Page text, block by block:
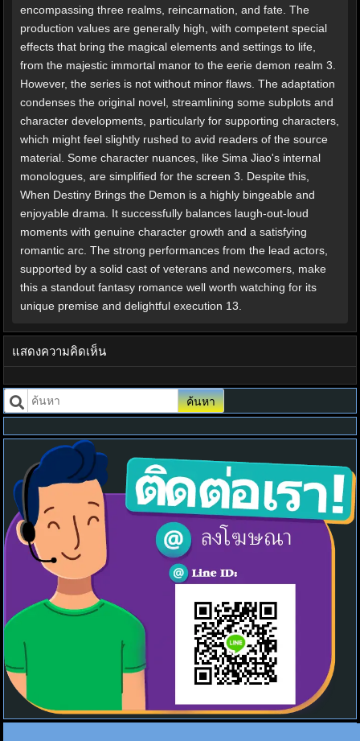
encompassing three realms, reincarnation, and fate. The
production values are generally high, with competent special
effects that bring the magical elements and settings to life,
from the majestic immortal manor to the eerie demon realm 3.
However, the series is not without minor flaws. The adaptation
condenses the original novel, streamlining some subplots and
character developments, particularly for supporting characters,
which might feel slightly rushed to avid readers of the source
material. Some character nuances, like Sima Jiao's internal
monologues, are simplified for the screen 3. Despite this,
When Destiny Brings the Demon is a highly bingeable and
enjoyable drama. It successfully balances laugh-out-loud
moments with genuine character growth and a satisfying
romantic arc. The strong performances from the lead actors,
supported by a solid cast of veterans and newcomers, make
this a standout fantasy romance well worth watching for its
unique premise and delightful execution 13.
แสดงความคิดเห็น
ค้นหา